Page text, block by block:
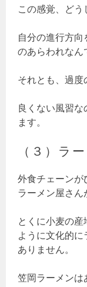
この感覚、どう
自分の進行方
のあらわれなん
それとも、過度
良くない風習
ます。
（３）ラ
外食チェーンが
ラーメン屋さん
とくに小麦の
ように文化的
ありません。
笠岡ラーメンは